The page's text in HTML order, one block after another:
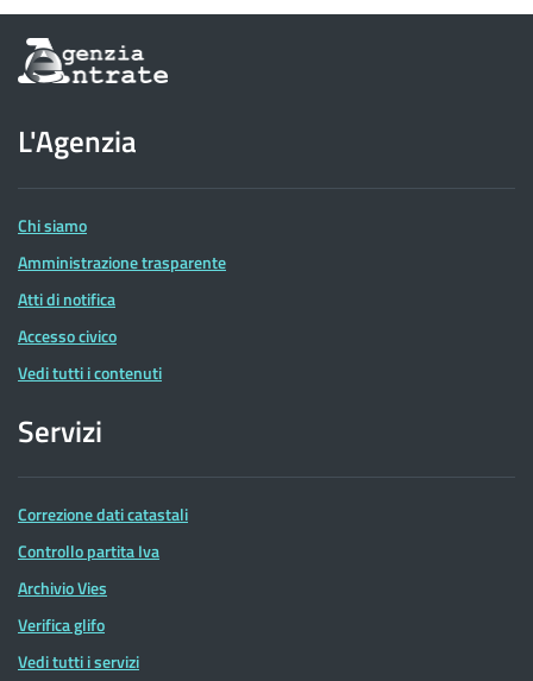
Informazioni
sul
dell'Agenzia
delle
Entrate
L'Agenzia
Chi siamo
Amministrazione trasparente
Atti di notifica
Accesso civico
Vedi tutti i contenuti
Servizi
Correzione dati catastali
Controllo partita Iva
Archivio Vies
Verifica glifo
Vedi tutti i servizi